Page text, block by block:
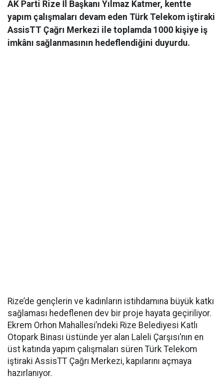
AK Parti Rize İl Başkanı Yılmaz Katmer, kentte
yapım çalışmaları devam eden Türk Telekom iştiraki
AssisTT Çağrı Merkezi ile toplamda 1000 kişiye iş
imkânı sağlanmasının hedeflendiğini duyurdu.
Rize’de gençlerin ve kadınların istihdamına büyük katkı
sağlaması hedeflenen dev bir proje hayata geçiriliyor.
Ekrem Orhon Mahallesi’ndeki Rize Belediyesi Katlı
Otopark Binası üstünde yer alan Laleli Çarşısı’nın en
üst katında yapım çalışmaları süren Türk Telekom
iştiraki AssisTT Çağrı Merkezi, kapılarını açmaya
hazırlanıyor.